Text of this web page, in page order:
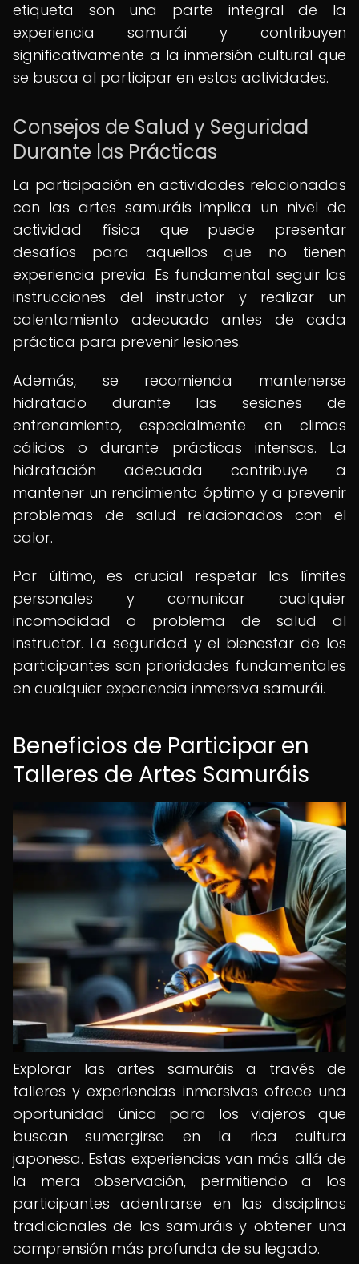
etiqueta son una parte integral de la
experiencia samurái y contribuyen
significativamente a la inmersión cultural que
se busca al participar en estas actividades.
Consejos de Salud y Seguridad
Durante las Prácticas
La participación en actividades relacionadas
con las artes samuráis implica un nivel de
actividad física que puede presentar
desafíos para aquellos que no tienen
experiencia previa. Es fundamental seguir las
instrucciones del instructor y realizar un
calentamiento adecuado antes de cada
práctica para prevenir lesiones.
Además, se recomienda mantenerse
hidratado durante las sesiones de
entrenamiento, especialmente en climas
cálidos o durante prácticas intensas. La
hidratación adecuada contribuye a
mantener un rendimiento óptimo y a prevenir
problemas de salud relacionados con el
calor.
Por último, es crucial respetar los límites
personales y comunicar cualquier
incomodidad o problema de salud al
instructor. La seguridad y el bienestar de los
participantes son prioridades fundamentales
en cualquier experiencia inmersiva samurái.
Beneficios de Participar en
Talleres de Artes Samuráis
Explorar las artes samuráis a través de
talleres y experiencias inmersivas ofrece una
oportunidad única para los viajeros que
buscan sumergirse en la rica cultura
japonesa. Estas experiencias van más allá de
la mera observación, permitiendo a los
participantes adentrarse en las disciplinas
tradicionales de los samuráis y obtener una
comprensión más profunda de su legado.